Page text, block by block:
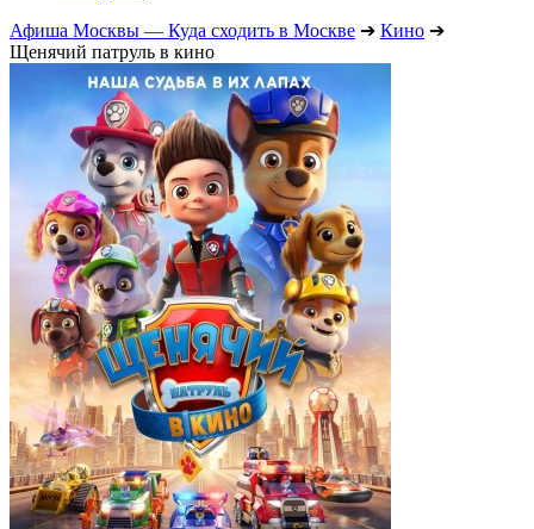
Афиша Москвы — Куда сходить в Москве ➔ Кино ➔
Щенячий патруль в кино